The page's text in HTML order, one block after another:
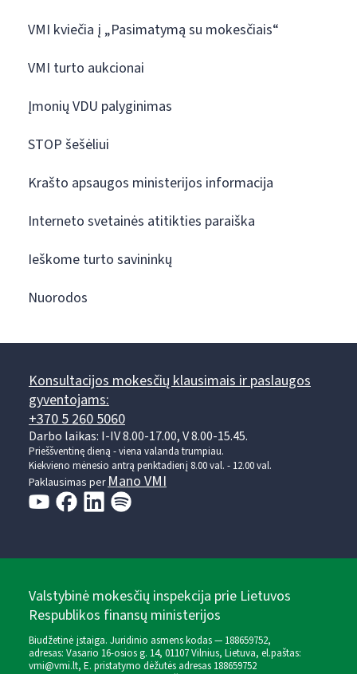
VMI kviečia į „Pasimatymą su mokesčiais“
VMI turto aukcionai
Įmonių VDU palyginimas
STOP šešėliui
Krašto apsaugos ministerijos informacija
Interneto svetainės atitikties paraiška
Ieškome turto savininkų
Nuorodos
Konsultacijos mokesčių klausimais ir paslaugos
gyventojams:
+370 5 260 5060
Darbo laikas: I-IV 8.00-17.00, V 8.00-15.45.
Prieššventinę dieną - viena valanda trumpiau.
Kiekvieno mėnesio antrą penktadienį 8.00 val. - 12.00 val.
Paklausimas perMano VMI
Valstybinė mokesčių inspekcija prie Lietuvos
Respublikos finansų ministerijos
Biudžetinė įstaiga. Juridinio asmens kodas — 188659752,
adresas: Vasario 16-osios g. 14, 01107 Vilnius, Lietuva, el.paštas:
vmi@vmi.lt, E. pristatymo dėžutės adresas 188659752